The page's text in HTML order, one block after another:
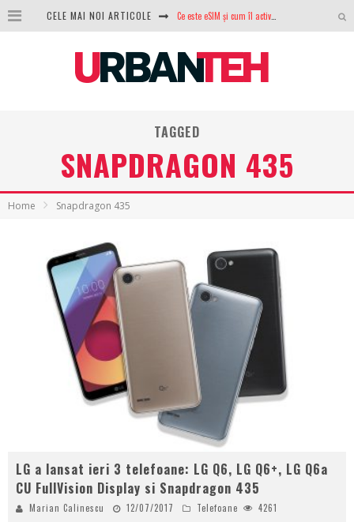
CELE MAI NOI ARTICOLE Ce este eSIM și cum îl activezi pe telefon? Ghid complet pentru Android și iPhone
Analiza producției fotovoltaice în România – cât produce un sistem solar pe timp de iarnă?
TAGGED
SNAPDRAGON 435
Home Snapdragon 435
LG a lansat ieri 3 telefoane: LG Q6, LG Q6+, LG Q6a
CU FullVision Display si Snapdragon 435
Marian Calinescu 12/07/2017 Telefoane 4261